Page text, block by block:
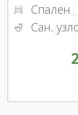
Спален
Сан.